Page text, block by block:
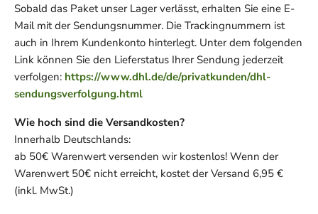
Sobald das Paket unser Lager verlässt, erhalten Sie eine E-
Mail mit der Sendungsnummer. Die Trackingnummern ist
auch in Ihrem Kundenkonto hinterlegt. Unter dem folgenden
Link können Sie den Lieferstatus Ihrer Sendung jederzeit
verfolgen: https://www.dhl.de/de/privatkunden/dhl-
sendungsverfolgung.html
Wie hoch sind die Versandkosten?
Innerhalb Deutschlands:
ab 50€ Warenwert versenden wir kostenlos! Wenn der
Warenwert 50€ nicht erreicht, kostet der Versand 6,95 €
(inkl. MwSt.)